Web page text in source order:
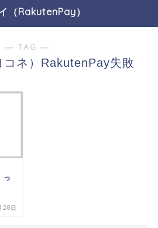
（RakutenPay）
― TAG ―
ネ）RakutenPay失敗
っ
28日